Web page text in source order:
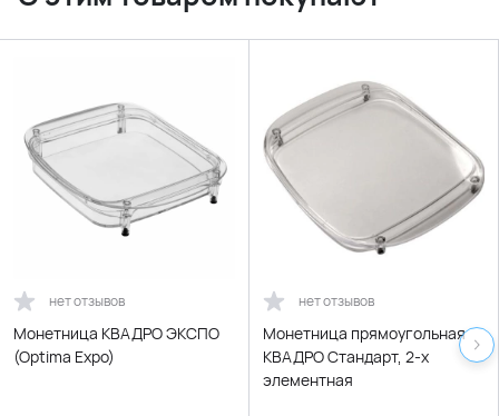
нет отзывов
Монетница КВАДРО ЭКСПО
(Optima Expo)
нет отзывов
Монетница прямоугольная
КВАДРО Стандарт, 2-х
элементная